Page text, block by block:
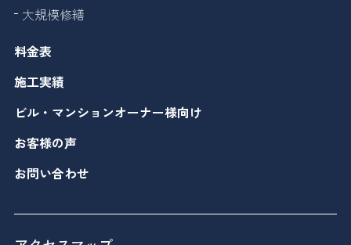
大規模修繕
料金表
施工実績
ビル・マンションオーナー様向け
お客様の声
お問い合わせ